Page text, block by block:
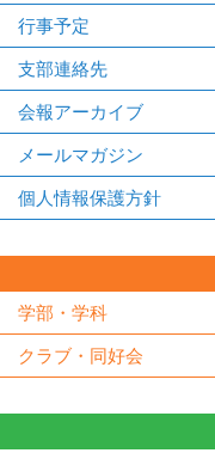
行事予定
支部連絡先
会報アーカイブ
メールマガジン
個人情報保護方針
学部・学科
クラブ・同好会